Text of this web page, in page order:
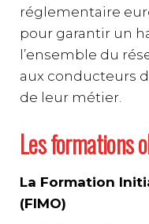
réglementaire
pour garantir un
l’ensemble du
aux conducteurs
de leur métier.
Les formations
La Formation
(FIMO)